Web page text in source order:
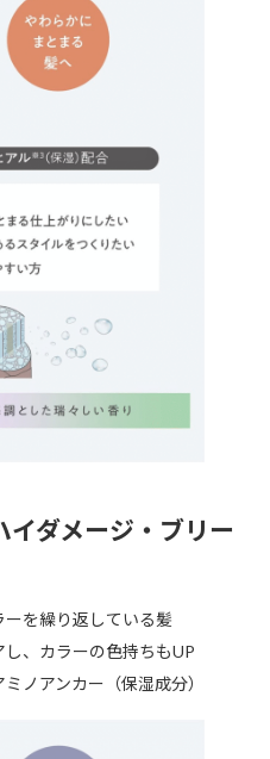
イダメージ・ブリー
ーを繰り返している髪
、カラーの色持ちもUP
ノアンカー（保湿成分）